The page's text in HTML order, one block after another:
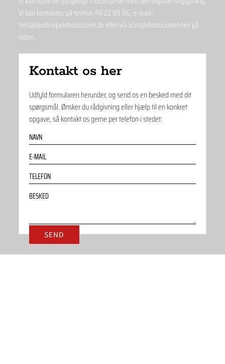
Vi kan kontaktes på telefon 49 22 09 86, ­e-mail­
hels@landinspektorkontoret.dkeller via kontaktformularen her på
siden.
Kontakt os her
Udfyld formularen herunder, og send os en besked med dit
spørgsmål. Ønsker du rådgivning eller hjælp til en konkret
opgave, så kontakt os gerne per telefon i stedet: